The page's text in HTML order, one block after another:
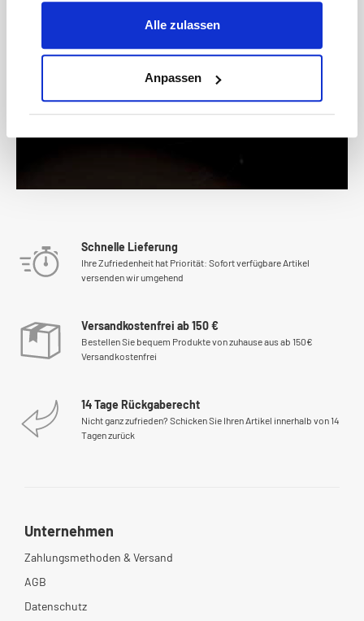
Alle zulassen
Anpassen
* Der Gutschein ist ab einem Warenwert von 200 € einlösbar.
Datenschutzbestimmungen. Alle Daten werden vertraulich
Schnelle Lieferung
Ihre Zufriedenheit hat Priorität: Sofort verfügbare Artikel
versenden wir umgehend
Versandkostenfrei ab 150 €
Bestellen Sie bequem Produkte von zuhause aus ab 150€
Versandkostenfrei
14 Tage Rückgaberecht
Nicht ganz zufrieden? Schicken Sie Ihren Artikel innerhalb von 14
Tagen zurück
Unternehmen
Zahlungsmethoden & Versand
AGB
Datenschutz